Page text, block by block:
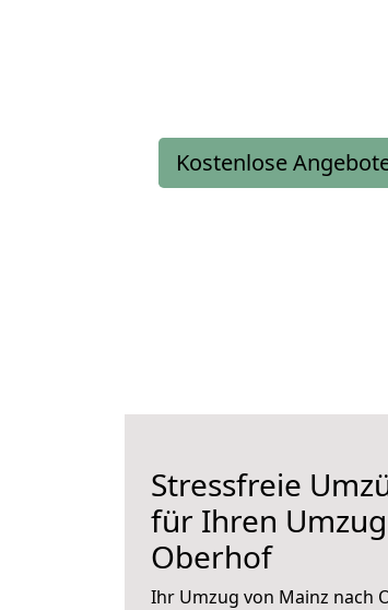
Kostenlose
Stressfreie
für Ihren
Oberhof
Ihr Umzug von Mainz nach